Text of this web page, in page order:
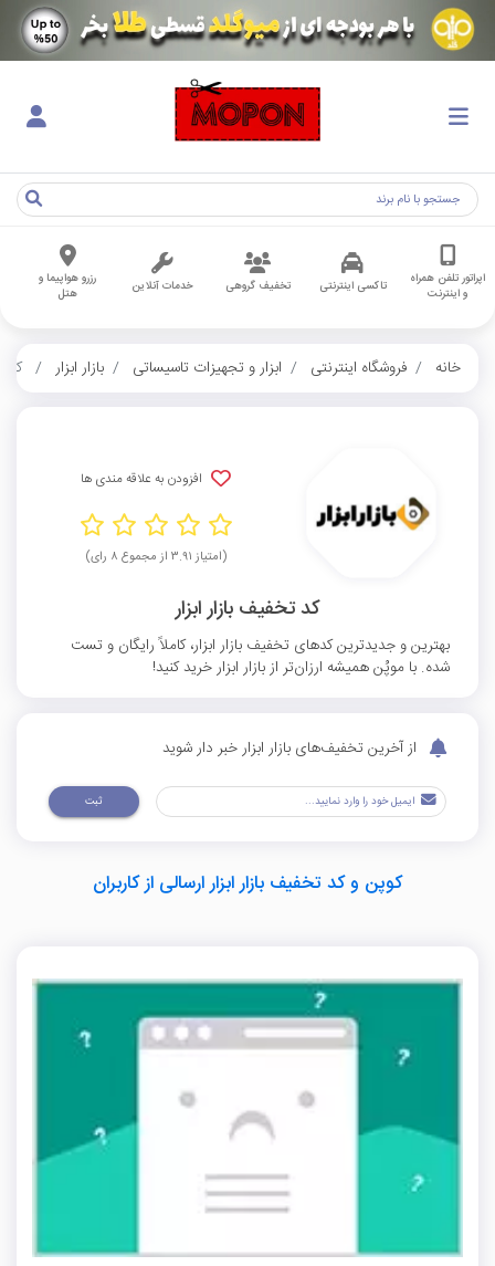
اپراتور تلفن همراه
و اینترنت
تاکسی اینترنتی تخفیف گروهی خدمات آنلاین
رزرو هواپیما و
هتل
خانه فروشگاه اینترنتی ابزار و تجهیزات تاسیساتی بازار ابزار
افزودن به علاقه مندی ها
(امتیاز ۳.۹۱ از مجموع ۸ رای)
کد تخفیف بازار ابزار
بهترین و جدیدترین کدهای تخفیف بازار ابزار، کاملاً رایگان و تست‌
شده. با موپُن همیشه ارزان‌تر از بازار ابزار خرید کنید!
از آخرین تخفیف‌های بازار ابزار خبر دار شوید
ثبت
کوپن و کد تخفیف بازار ابزار ارسالی از کاربران